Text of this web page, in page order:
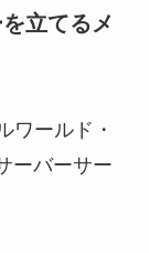
立てるメ
ワールド・
ーバーサー